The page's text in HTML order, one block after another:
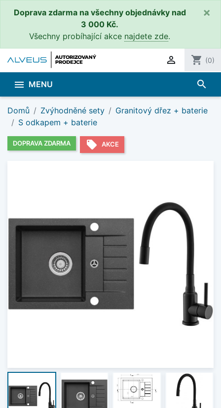
Doprava zdarma na všechny objednávky nad
3 000 Kč.
Všechny probíhající akce najdete zde.
×
 shopping_cart (0)
 MENU search
Domů Zvýhodněné sety
Granitový dřez + baterie
S odkapem + baterie
DOPRAVA ZDARMA local_offer AKCE